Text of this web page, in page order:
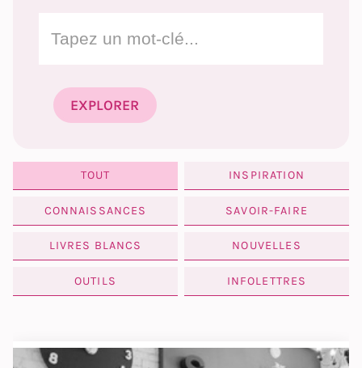
TOUT INSPIRATION
CONNAISSANCES SAVOIR-FAIRE
LIVRES BLANCS NOUVELLES
OUTILS INFOLETTRES